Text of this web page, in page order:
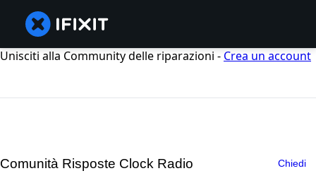
Unisciti alla Community delle riparazioni - Crea un account
Comunità Risposte Clock Radio Chiedi